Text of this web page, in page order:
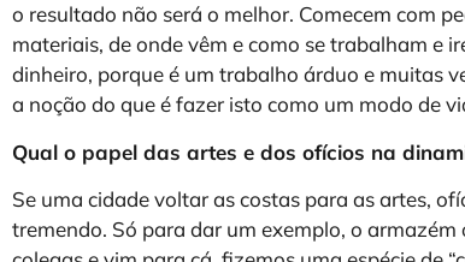
o resultado não será o melhor. Comecem com
materiais, de onde vêm e como se trabalham e
dinheiro, porque é um trabalho árduo e muitas
a noção do que é fazer isto como um modo de
Qual o papel das artes e dos ofícios na
Se uma cidade voltar as costas para as artes,
tremendo. Só para dar um exemplo, o